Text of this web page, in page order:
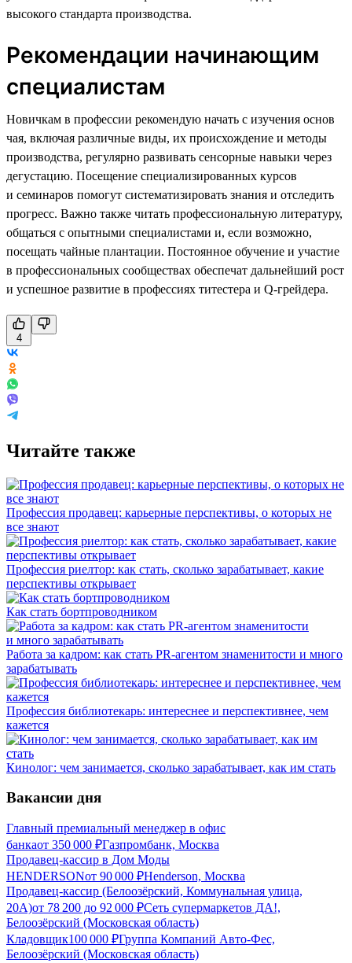
высокого стандарта производства.
Рекомендации начинающим
специалистам
Новичкам в профессии рекомендую начать с изучения основ
чая, включая различные виды, их происхождение и методы
производства, регулярно развивать сенсорные навыки через
дегустацию. Посещение специализированных курсов
и семинаров помогут систематизировать знания и отследить
прогресс. Важно также читать профессиональную литературу,
общаться с опытными специалистами и, если возможно,
посещать чайные плантации. Постоянное обучение и участие
в профессиональных сообществах обеспечат дальнейший рост
и успешное развитие в профессиях титестера и Q-грейдера.
4
Читайте также
Профессия продавец: карьерные перспективы, о которых не
все знают
Профессия риелтор: как стать, сколько зарабатывает, какие
перспективы открывает
Как стать бортпроводником
Работа за кадром: как стать PR-агентом знаменитости и много
зарабатывать
Профессия библиотекарь: интереснее и перспективнее, чем
кажется
Кинолог: чем занимается, сколько зарабатывает, как им стать
Вакансии дня
Главный премиальный менеджер в офис
банкаот 350 000 ₽Газпромбанк, Москва
Продавец-кассир в Дом Моды
HENDERSONот 90 000 ₽Henderson, Москва
Продавец-кассир (Белоозёрский, Коммунальная улица,
20А)от 78 200 до 92 000 ₽Сеть супермаркетов ДА!,
Белоозёрский (Московская область)
Кладовщик100 000 ₽Группа Компаний Авто-Фес,
Белоозёрский (Московская область)